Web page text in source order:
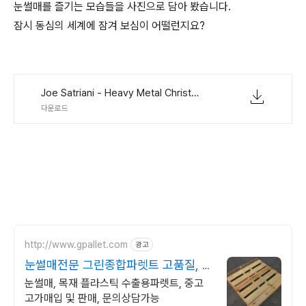
눈썰매를 즐기는 모습들을 사진으로 담아 봤습니다.
잠시 동심의 세계에 잠겨 보심이 어떨런지요?
Joe Satriani - Heavy Metal Christmas.mp3
다운로드
http://www.gpallet.com 광고
눈썰매전문 그린종합파렛트 고품질, 합
리적인 가격
눈썰매, 목재 플라스틱 수출용파렛트, 중고
고가매입 및 판매, 문의상담가능